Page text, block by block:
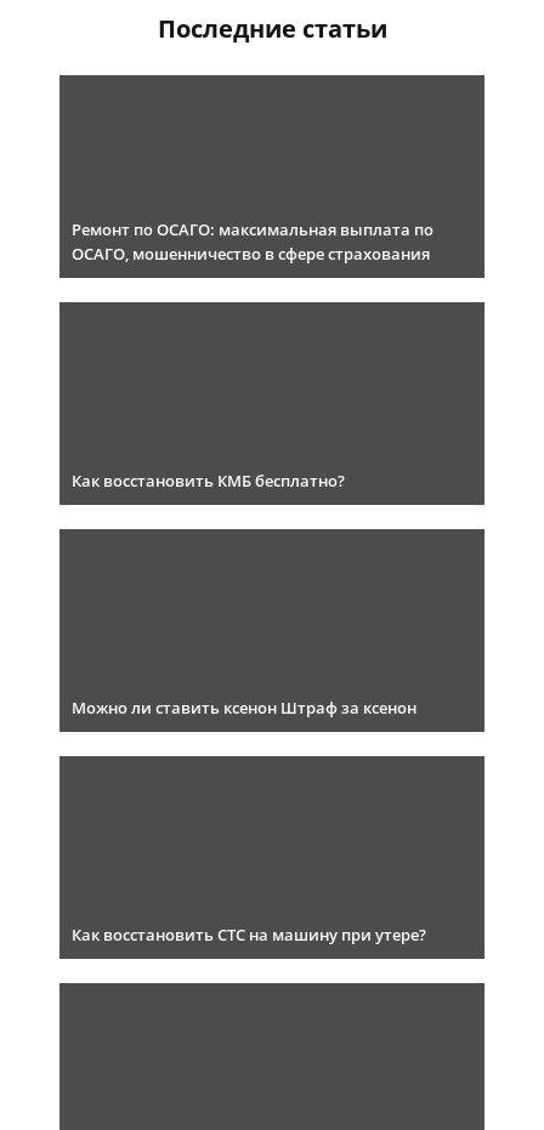
Последние статьи
Ремонт по ОСАГО: максимальная выплата по
ОСАГО, мошенничество в сфере страхования
Как восстановить КМБ бесплатно?
Можно ли ставить ксенон Штраф за ксенон
Как восстановить СТС на машину при утере?